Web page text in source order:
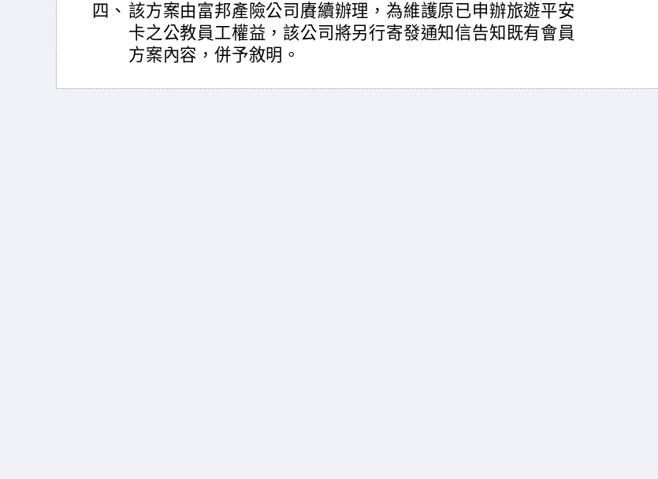
四、 該方案由富邦產險公司賡續辦理，為維護原已申辦旅遊平安
卡之公教員工權益，該公司將另行寄發通知信告知既有會員
方案內容，併予敘明。